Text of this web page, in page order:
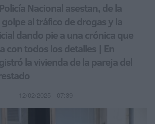
Nacional asestan, de la
al tráfico de drogas y la
dando pie a una crónica que
con todos los detalles | En
la vivienda de la pareja del
12/02/2025 - 07:39